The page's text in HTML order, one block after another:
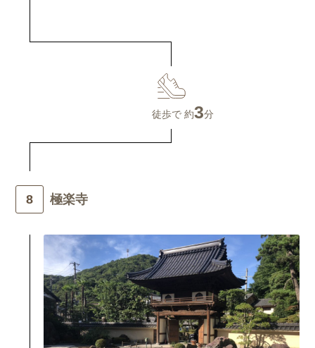
徒歩で 約3分
極楽寺